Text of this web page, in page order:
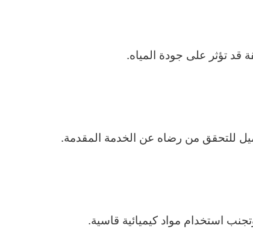
قد تؤثر على جودة المياه.
للتحقق من رضاه عن الخدمة المقدمة.
استخدام مواد كيميائية قاسية.